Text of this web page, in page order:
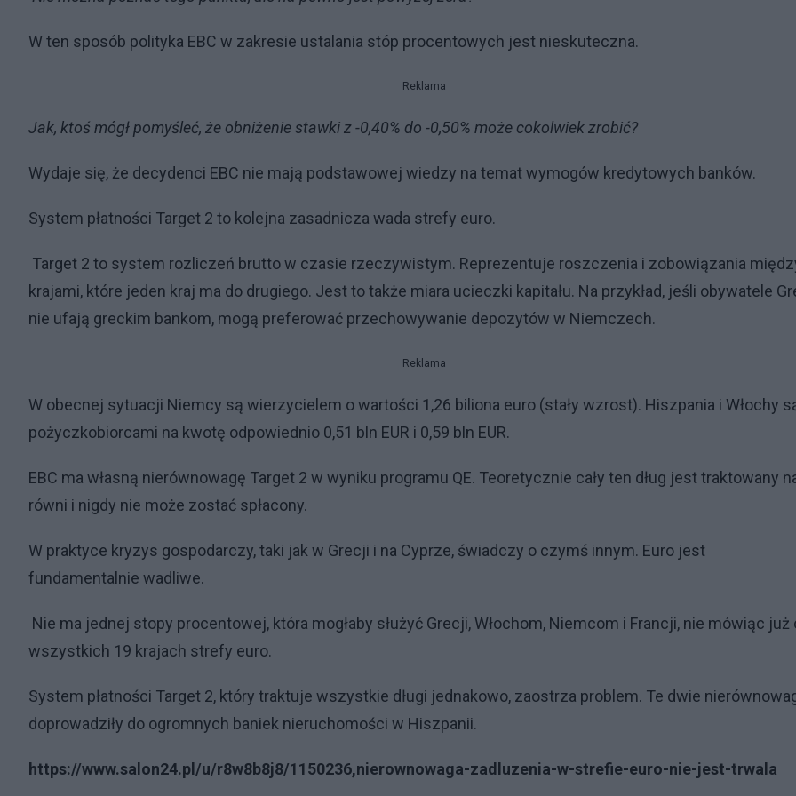
W ten sposób polityka EBC w zakresie ustalania stóp procentowych jest nieskuteczna.
Reklama
Jak, ktoś mógł pomyśleć, że obniżenie stawki z -0,40% do -0,50% może cokolwiek zrobić?
Wydaje się, że decydenci EBC nie mają podstawowej wiedzy na temat wymogów kredytowych banków.
System płatności Target 2 to kolejna zasadnicza wada strefy euro.
Target 2 to system rozliczeń brutto w czasie rzeczywistym. Reprezentuje roszczenia i zobowiązania
krajami, które jeden kraj ma do drugiego. Jest to także miara ucieczki kapitału. Na przykład, jeśli obywatele
nie ufają greckim bankom, mogą preferować przechowywanie depozytów w Niemczech.
Reklama
W obecnej sytuacji Niemcy są wierzycielem o wartości 1,26 biliona euro (stały wzrost). Hiszpania i Włochy
pożyczkobiorcami na kwotę odpowiednio 0,51 bln EUR i 0,59 bln EUR.
EBC ma własną nierównowagę Target 2 w wyniku programu QE. Teoretycznie cały ten dług jest traktowany
równi i nigdy nie może zostać spłacony.
W praktyce kryzys gospodarczy, taki jak w Grecji i na Cyprze, świadczy o czymś innym. Euro jest
fundamentalnie wadliwe.
Nie ma jednej stopy procentowej, która mogłaby służyć Grecji, Włochom, Niemcom i Francji, nie mówiąc już
wszystkich 19 krajach strefy euro.
System płatności Target 2, który traktuje wszystkie długi jednakowo, zaostrza problem. Te dwie
doprowadziły do ​​ogromnych baniek nieruchomości w Hiszpanii.
https://www.salon24.pl/u/r8w8b8j8/1150236,nierownowaga-zadluzenia-w-strefie-euro-nie-jest-trwala